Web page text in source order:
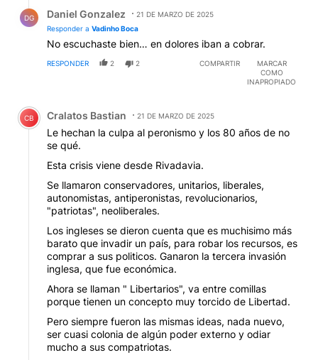
DG Daniel Gonzalez
21 DE MARZO DE 2025
Responder a Vadinho Boca
No escuchaste bien… en dolores iban a cobrar.
RESPONDER 2 2 COMPARTIR
MARCAR
COMO
INAPROPIADO
Comentario de Cralatos Bastian.
CB Cralatos Bastian 21 DE MARZO DE 2025
Le hechan la culpa al peronismo y los 80 años de no
se qué.
Esta crisis viene desde Rivadavia.
Se llamaron conservadores, unitarios, liberales,
autonomistas, antiperonistas, revolucionarios,
"patriotas", neoliberales.
Los ingleses se dieron cuenta que es muchisimo más
barato que invadir un país, para robar los recursos, es
comprar a sus politicos. Ganaron la tercera invasión
inglesa, que fue económica.
Ahora se llaman " Libertarios", va entre comillas
porque tienen un concepto muy torcido de Libertad.
Pero siempre fueron las mismas ideas, nada nuevo,
ser cuasi colonia de algún poder externo y odiar
mucho a sus compatriotas.